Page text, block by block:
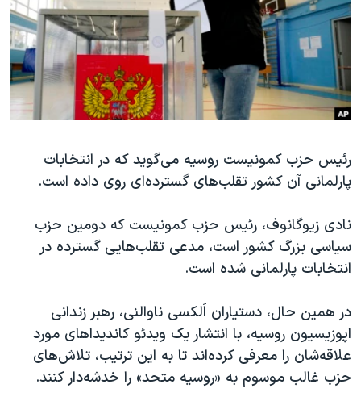
فرهنگ و زندگی
حقوق شهروندی
علم و فناوری
گالری عکس
آرشیو پخش زنده
مستندها
انتخابات ریاست جمهوری آمریکا ۲۰۲۴
حمله جمهوری اسلامی به اسرائیل
رمز مهسا
اعتراضات زن، زندگی، آزادی
مجموعه مستندهای دادخواهی
تریبونال مردمی آبان ۹۸
دادگاه حمید نوری
چهل سال گروگان‌گیری
قانون شفافیت دارائی کادر رهبری ایران
اعتراضات مردمی آبان ۹۸
اسرائیل در جنگ
دنبال کنید
زبانهای مختلف
رئیس حزب کمونیست روسیه می‌گوید که در انتخابات
پارلمانی آن کشور تقلب‌های گسترده‌ای روی داده است.
نادی زیوگانوف، رئیس حزب کمونیست که دومین حزب
سیاسی بزرگ کشور است، مدعی تقلب‌هایی گسترده در
انتخابات پارلمانی شده است.
در همین حال، دستیاران اَلکسی ناوالنی، رهبر زندانی
اپوزیسیون روسیه، با انتشار یک ویدئو کاندیداهای مورد
علاقه‌شان را معرفی کرده‌اند تا به این ترتیب، تلاش‌های
حزب غالب موسوم به «روسیه متحد» را خدشه‌دار کنند.